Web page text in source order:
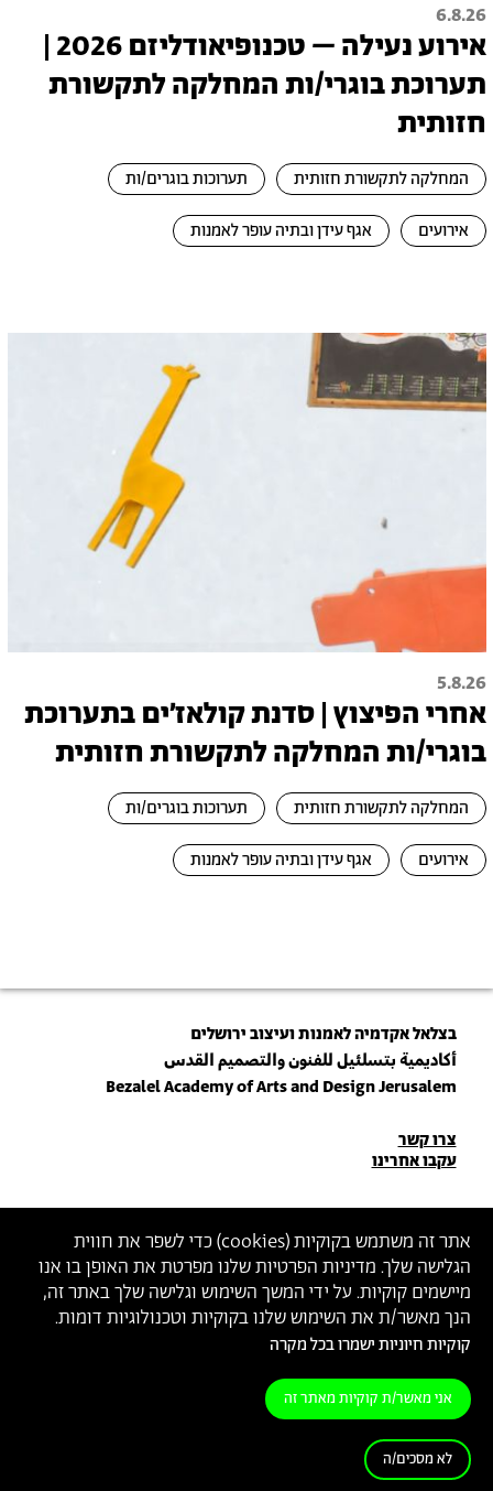
אתר זה משתמש בקוקיות (cookies) כדי לשפר את חווית
הגלישה שלך. מדיניות הפרטיות שלנו מפרטת את האופן בו אנו
מיישמים קוקיות. על ידי המשך השימוש וגלישה שלך באתר זה,
הנך מאשר/ת את השימוש שלנו בקוקיות וטכנולוגיות דומות.
קוקיות חיוניות ישמרו בכל מקרה
אני מאשר/ת קוקיות מאתר זה
לא מסכים/ה
6.8.26
אירוע נעילה – טכנופיאודליזם 2026 |
תערוכת בוגרי/ות המחלקה לתקשורת
חזותית
המחלקה לתקשורת חזותית תערוכות בוגרים/ות
אירועים אגף עידן ובתיה עופר לאמנות
5.8.26
אחרי הפיצוץ | סדנת קולאז׳ים בתערוכת
בוגרי/ות המחלקה לתקשורת חזותית
המחלקה לתקשורת חזותית תערוכות בוגרים/ות
אירועים אגף עידן ובתיה עופר לאמנות
בצלאל אקדמיה לאמנות ועיצוב ירושלים
أكاديمية بتسلئيل للفنون والتصميم القدس
Bezalel Academy of Arts and Design Jerusalem
פרטי
יצירת
קשר
צרו קשר
עקבו אחרינו
הצטרפו לניוזלטר שלנו
הכניסו כתובת מייל
ההצטרפות מהווה הסכמה למדיניות הפרטיות ול תנאי השימוש של בצלאל
הצהרת נגישות מדיניות פרטיות